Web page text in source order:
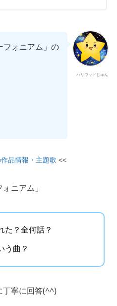
ハリウッドじゅん
フォニアム」の
品情報・主題歌 <<
ニアム」
た？全何話？
う曲？
丁寧に回答(^^)